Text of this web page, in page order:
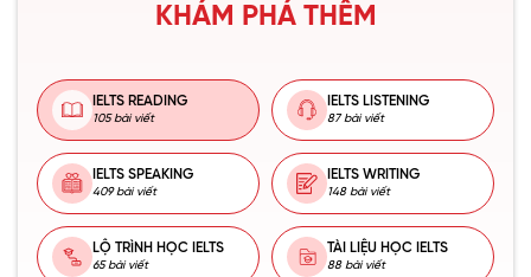
KHÁM PHÁ THÊM
IELTS READING
105 bài viết
IELTS LISTENING
87 bài viết
IELTS SPEAKING
409 bài viết
IELTS WRITING
148 bài viết
LỘ TRÌNH HỌC IELTS
65 bài viết
TÀI LIỆU HỌC IELTS
88 bài viết